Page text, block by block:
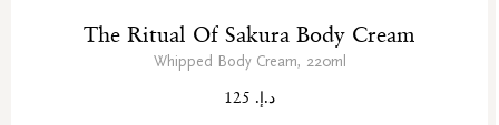
The Ritual Of Sakura Body Cream
Whipped Body Cream, 220ml
د.إ. 125